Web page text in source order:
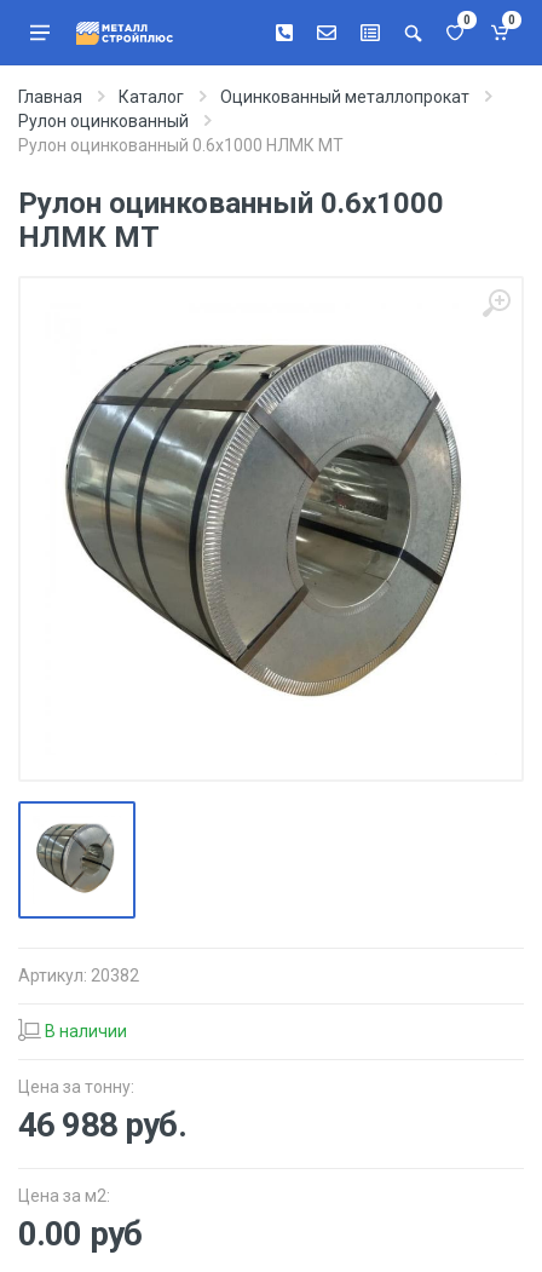
0 0
Главная Каталог
Оцинкованный металлопрокат
Рулон оцинкованный
Рулон оцинкованный 0.6х1000 НЛМК МТ
Рулон оцинкованный 0.6х1000
НЛМК МТ
Артикул: 20382
В наличии
Цена за тонну:
46 988 руб.
Цена за м2:
0.00 руб